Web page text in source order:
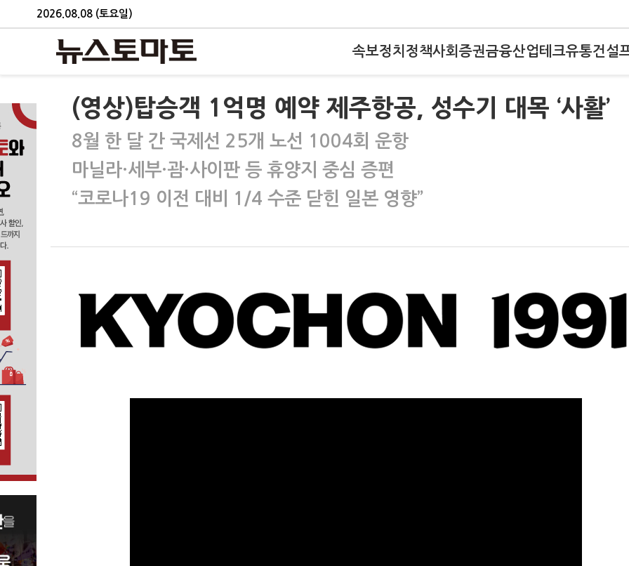
2026.08.08 (토요일)
속보정치 정책사회 증권금융산업테크유통건설
(영상)탑승객 1억명 예약 제주항공, 성수기 대목 ‘사활’
8월 한 달 간 국제선 25개 노선 1004회 운항
마닐라·세부·괌·사이판 등 휴양지 중심 증편
“코로나19 이전 대비 1/4 수준 닫힌 일본 영향”